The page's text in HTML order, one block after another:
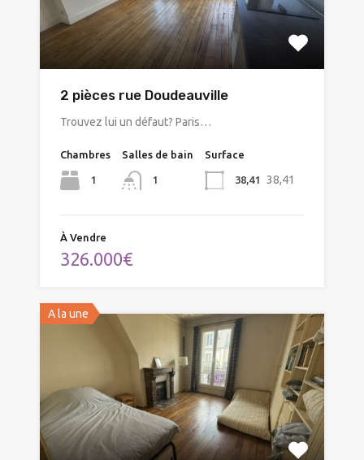
2 pièces rue Doudeauville
Trouvez lui un défaut? Paris…
Chambres
1
Salles de bain
1
Surface
38,41 38,41
À Vendre
326.000€
A la une